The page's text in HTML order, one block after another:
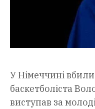
У Німеччині вбили
баскетболіста
виступав за